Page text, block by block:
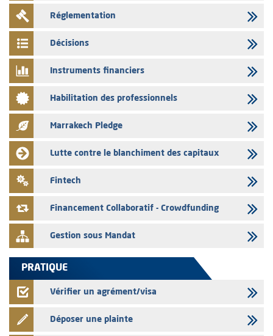
Saham Bank – Mise à jour annuelle du dossier d’information relatif au
programme d'émission de certificats de dépôt
L’AMMC met sur son site internet les publications réalisées par les
03/08/2026
Liste des agréments et visas d'OPCVM accordés par l'AMMC pour le
mois de juillet 2026
03/08/2026
L' AMMC publie les indicateurs mensuels du marché des capitaux pour
le mois de Juin 2026
31/07/2026
L’AMMC met sur son site internet les publications réalisées par les
émetteurs du 30 au 31 juillet 2026
Réglementation
Décisions
Instruments financiers
Habilitation des professionnels
Marrakech Pledge
Lutte contre le blanchiment des capitaux
Fintech
Financement Collaboratif - Crowdfunding
Gestion sous Mandat
PRATIQUE
Vérifier un agrément/visa
Déposer une plainte